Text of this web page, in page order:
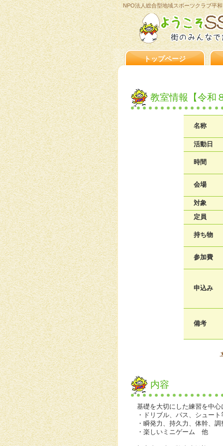
NPO法人総合型地域スポーツクラブ平
教室情報【令和
名称
活動日
時間
会場
対象
定員
持ち物
参加費
申込み
備考
内容
基礎を大切にした練習を中心
・ドリブル、パス、シュー
・瞬発力、持久力、体幹、
・楽しいミニゲーム 他
トップページ